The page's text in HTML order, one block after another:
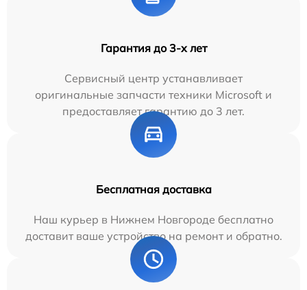
Гарантия до 3-х лет
Сервисный центр устанавливает
оригинальные запчасти техники Microsoft и
предоставляет гарантию до 3 лет.
Бесплатная доставка
Наш курьер в Нижнем Новгороде бесплатно
доставит ваше устройство на ремонт и обратно.